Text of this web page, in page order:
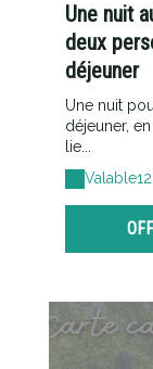
Une nuit
deux
déjeuner
Une nuit
déjeuner,
lie...
Valable